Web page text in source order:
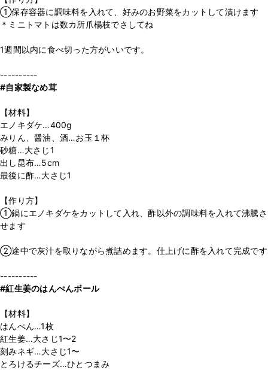
①保存容器に調味料を入れて、好みのお野菜をカットして漬けます
＊ミニトマトは数カ所爪楊枝でさしてね
1週間以内に食べ切った方がいいです。
#自家製なめ茸
【材料】
エノキダケ…400g
みりん、醤油、酒…お玉１杯
砂糖…大さじ1
出し昆布…5cm
最後に酢…大さじ1
【作り方】
①鍋にエノキダケをカットして入れ、酢以外の調味料を入れて沸騰さ
せます
②途中で灰汁を取りながら煮詰めます。仕上げに酢を入れて完成です
#紅生姜のはんぺんボール
【材料】
はんぺん…1枚
紅生姜…大さじ1〜2
刻みネギ…大さじ1〜
とろけるチーズ…ひとつまみ